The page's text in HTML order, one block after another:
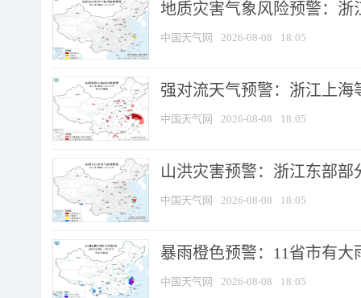
地质灾害气象风险预警：
中国天气网 2026-08-08 18:05
强对流天气预警：浙江上海
中国天气网 2026-08-08 18:05
山洪灾害预警：浙江东部
中国天气网 2026-08-08 18:05
暴雨橙色预警：11省市有
中国天气网 2026-08-08 18:05